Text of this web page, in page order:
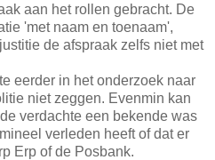
aan het rollen gebracht. De
'met naam en toenaam',
de afspraak zelfs niet met
eerder in het onderzoek naar
niet zeggen. Evenmin kan
verdachte een bekende was
verleden heeft of dat er
Erp of de Posbank.